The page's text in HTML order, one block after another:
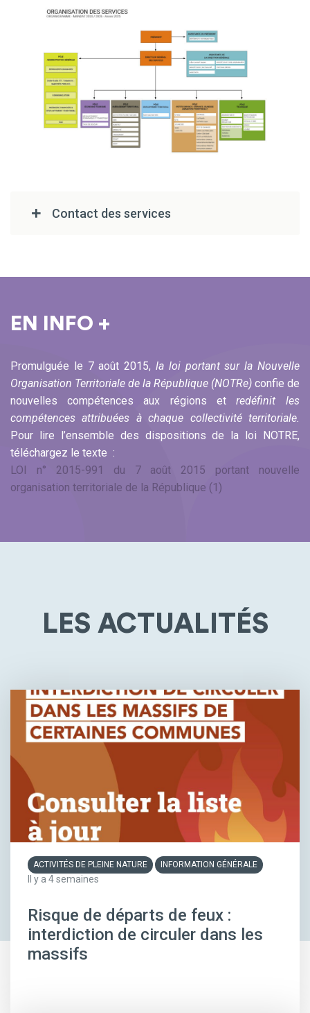
Contact des services
EN INFO +
Promulguée le 7 août 2015, la loi portant sur la Nouvelle
Organisation Territoriale de la République (NOTRe) confie de
nouvelles compétences aux régions et redéfinit les
compétences attribuées à chaque collectivité territoriale.
Pour lire l’ensemble des dispositions de la loi NOTRE,
téléchargez le texte :
LOI n° 2015-991 du 7 août 2015 portant nouvelle
organisation territoriale de la République (1)
LES ACTUALITÉS
ACTIVITÉS DE PLEINE NATURE INFORMATION GÉNÉRALE
Il y a 4 semaines
Risque de départs de feux :
interdiction de circuler dans les
massifs